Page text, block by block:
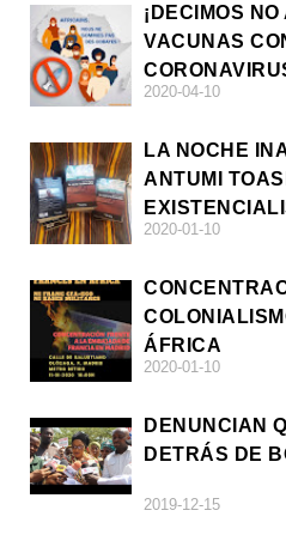
¡DECIMOS
VACUNAS
2020-04-10
LA NOCHE
ANTUMI
2020-01-10
ÁFRICA
2020-01-10
DENUNCIAN
DETRÁS DE
2019-12-15